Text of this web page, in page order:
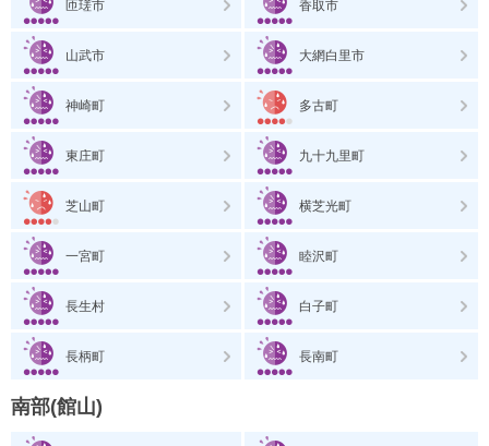
匝瑳市 香取市
山武市 大網白里市
神崎町 多古町
東庄町 九十九里町
芝山町 横芝光町
一宮町 睦沢町
長生村 白子町
長柄町 長南町
南部(館山)